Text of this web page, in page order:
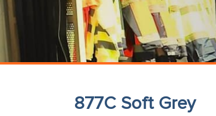
877C Soft Grey